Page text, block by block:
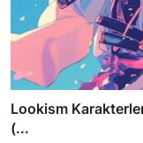
Lookism
(...